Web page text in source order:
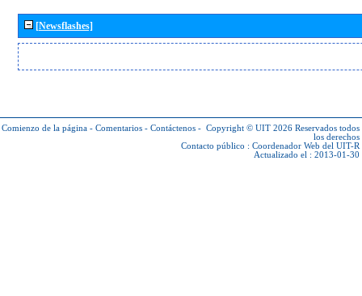
[Newsflashes]
Comienzo de la página - Comentarios - Contáctenos - Copyright © UIT 2026 Reservados todos
los derechos
Contacto público : Coordenador Web del UIT-R
Actualizado el : 2013-01-30